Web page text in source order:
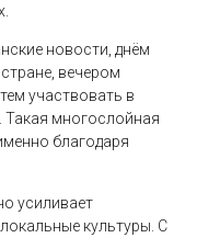
новости, днём
вечером
участвовать в
многослойная
благодаря
усиливает
культуры. С